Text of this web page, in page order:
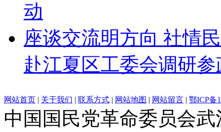
动
座谈交流明方向 社情
赴江夏区工委会调研
网站首页 | 关于我们 | 联系方式 | 网站地图 | 网站留言 | 鄂ICP备
中国国民党革命委员会